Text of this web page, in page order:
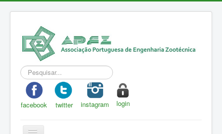
Pesquisar...
facebook twitter instagram login